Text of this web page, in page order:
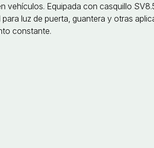
vehículos. Equipada con casquillo
luz de puerta, guantera y otras
constante.